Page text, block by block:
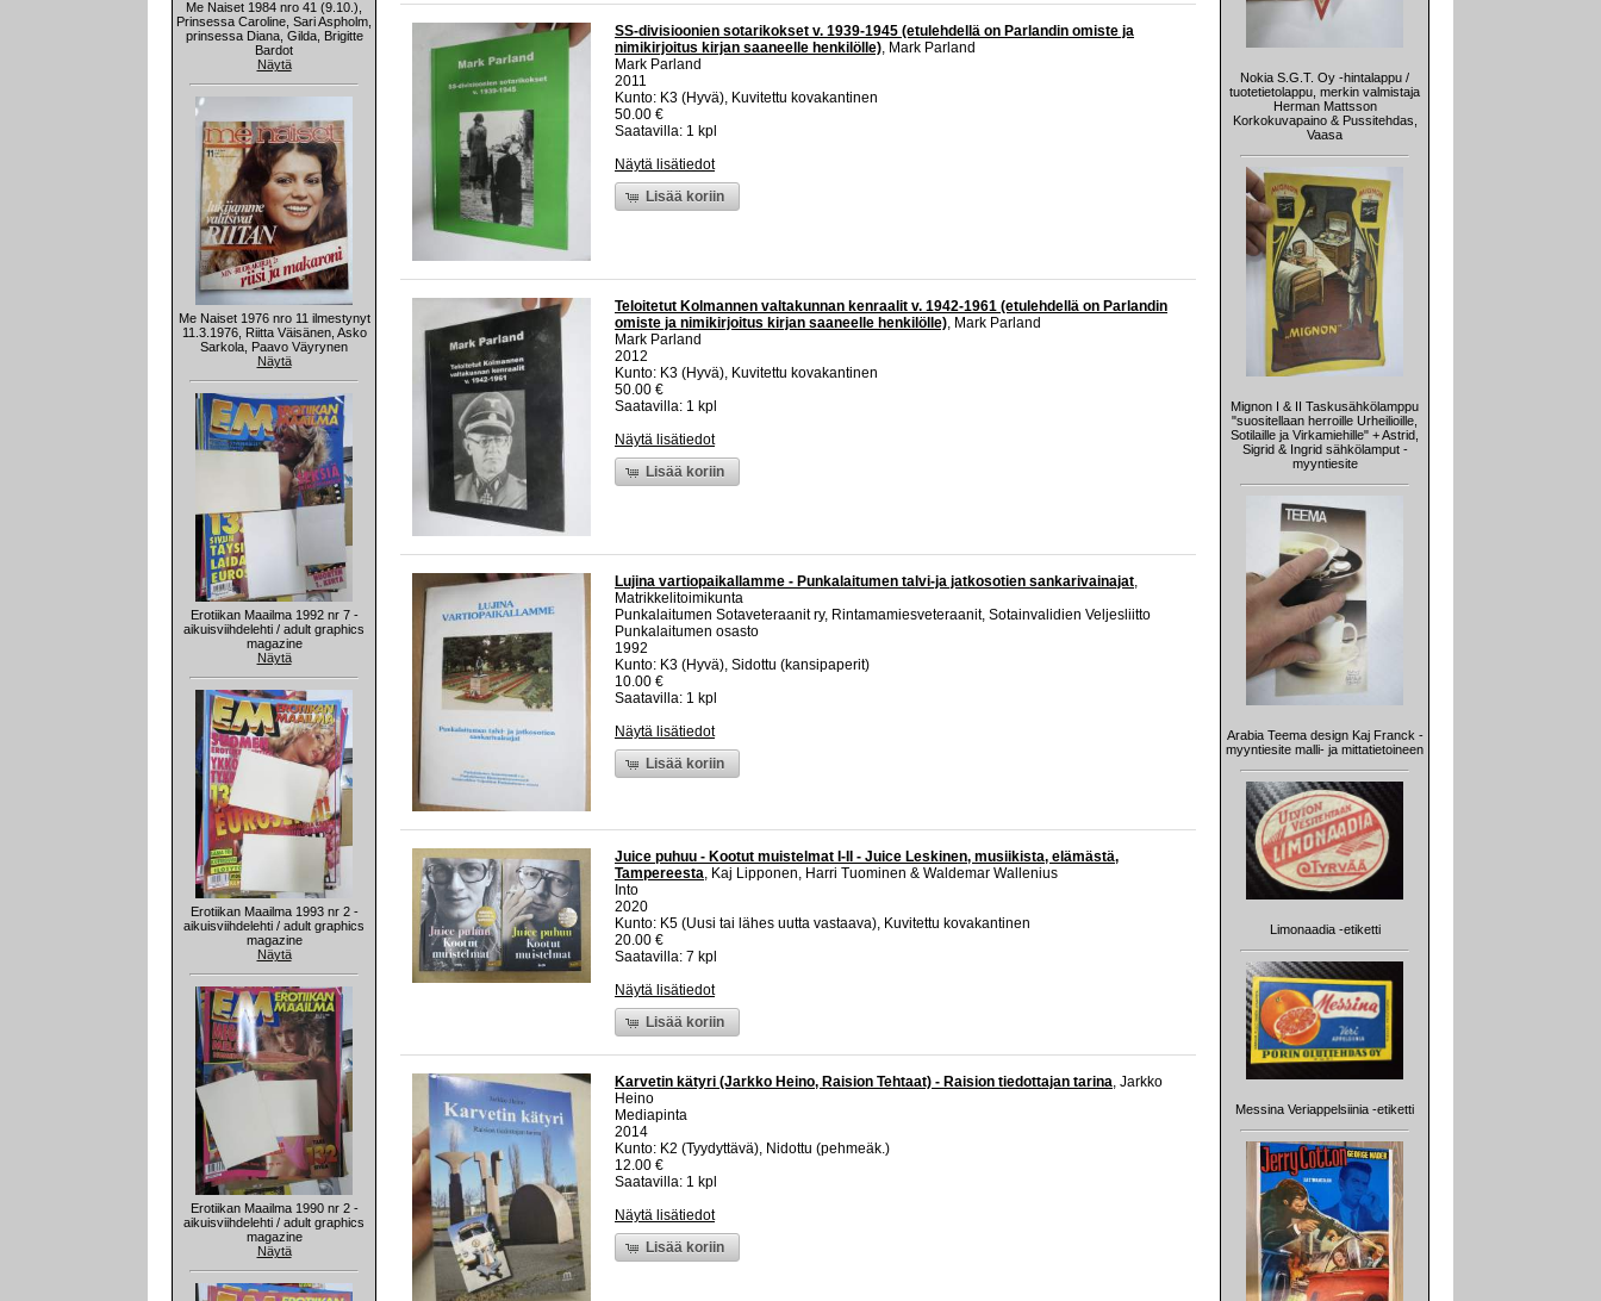
Me Naiset 1984 nro 41 (9.10.),
Prinsessa Caroline, Sari Aspholm,
prinsessa Diana, Gilda, Brigitte
Bardot
Näytä
Me Naiset 1976 nro 11 ilmestynyt
11.3.1976, Riitta Väisänen, Asko
Sarkola, Paavo Väyrynen
Näytä
Erotiikan Maailma 1992 nr 7 -
aikuisviihdelehti / adult graphics
magazine
Näytä
Erotiikan Maailma 1993 nr 2 -
aikuisviihdelehti / adult graphics
magazine
Näytä
Erotiikan Maailma 1990 nr 2 -
aikuisviihdelehti / adult graphics
magazine
Näytä
SS-divisioonien sotarikokset v. 1939-1945 (etulehdellä on Parlandin omiste ja
nimikirjoitus kirjan saaneelle henkilölle), Mark Parland
Mark Parland
2011
Kunto: K3 (Hyvä), Kuvitettu kovakantinen
50.00 €
Saatavilla: 1 kpl
Näytä lisätiedot
Lisää koriin
Teloitetut Kolmannen valtakunnan kenraalit v. 1942-1961 (etulehdellä on Parlandin
omiste ja nimikirjoitus kirjan saaneelle henkilölle), Mark Parland
Mark Parland
2012
Kunto: K3 (Hyvä), Kuvitettu kovakantinen
50.00 €
Saatavilla: 1 kpl
Näytä lisätiedot
Lisää koriin
Lujina vartiopaikallamme - Punkalaitumen talvi-ja jatkosotien sankarivainajat,
Matrikkelitoimikunta
Punkalaitumen Sotaveteraanit ry, Rintamamiesveteraanit, Sotainvalidien Veljesliitto
Punkalaitumen osasto
1992
Kunto: K3 (Hyvä), Sidottu (kansipaperit)
10.00 €
Saatavilla: 1 kpl
Näytä lisätiedot
Lisää koriin
Juice puhuu - Kootut muistelmat I-II - Juice Leskinen, musiikista, elämästä,
Tampereesta, Kaj Lipponen, Harri Tuominen & Waldemar Wallenius
Into
2020
Kunto: K5 (Uusi tai lähes uutta vastaava), Kuvitettu kovakantinen
20.00 €
Saatavilla: 7 kpl
Näytä lisätiedot
Lisää koriin
Karvetin kätyri (Jarkko Heino, Raision Tehtaat) - Raision tiedottajan tarina, Jarkko
Heino
Mediapinta
2014
Kunto: K2 (Tyydyttävä), Nidottu (pehmeäk.)
12.00 €
Saatavilla: 1 kpl
Näytä lisätiedot
Lisää koriin
Nokia S.G.T. Oy -hintalappu /
tuotetietolappu, merkin valmistaja
Herman Mattsson
Korkokuvapaino & Pussitehdas,
Vaasa
Mignon I & II Taskusähkölamppu
"suositellaan herroille Urheilioille,
Sotilaille ja Virkamiehille" + Astrid,
Sigrid & Ingrid sähkölamput -
myyntiesite
Arabia Teema design Kaj Franck -
myyntiesite malli- ja mittatietoineen
Limonaadia -etiketti
Messina Veriappelsiinia -etiketti